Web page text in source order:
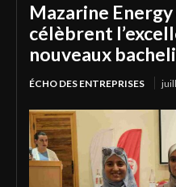
Mazarine Energy
célèbrent
nouveaux
ÉCHO DES ENTREPRISES